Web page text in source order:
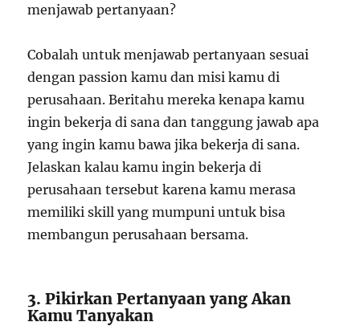
menjawab pertanyaan?
Cobalah untuk menjawab pertanyaan sesuai
dengan passion kamu dan misi kamu di
perusahaan. Beritahu mereka kenapa kamu
ingin bekerja di sana dan tanggung jawab apa
yang ingin kamu bawa jika bekerja di sana.
Jelaskan kalau kamu ingin bekerja di
perusahaan tersebut karena kamu merasa
memiliki skill yang mumpuni untuk bisa
membangun perusahaan bersama.
3. Pikirkan Pertanyaan yang Akan
Kamu Tanyakan